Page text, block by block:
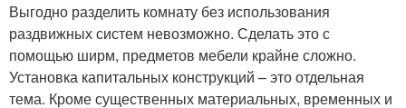
Выгодно разделить комнату без использования
раздвижных систем невозможно. Сделать это с
помощью ширм, предметов мебели крайне сложно.
Установка капитальных конструкций – это отдельная
тема. Кроме существенных материальных, временных и